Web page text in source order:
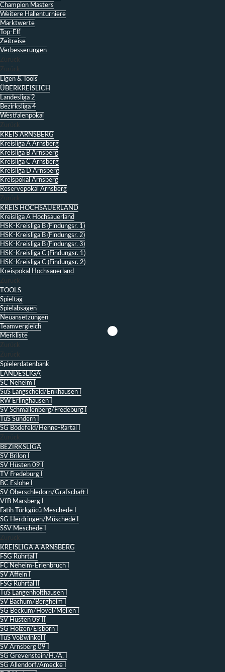
Champion Masters
Weitere Hallenturniere
Marktwerte
Top-Elf
Zeitreise
Verbesserungen
Zurück
Zurück
Ligen & Tools
ÜBERKREISLICH
Landesliga 2
Bezirksliga 4
Westfalenpokal
Zurück
KREIS ARNSBERG
Kreisliga A Arnsberg
Kreisliga B Arnsberg
Kreisliga C Arnsberg
Kreisliga D Arnsberg
Kreispokal Arnsberg
Reservepokal Arnsberg
Zurück
KREIS HOCHSAUERLAND
Kreisliga A Hochsauerland
HSK-Kreisliga B (Findungsr. 1)
HSK-Kreisliga B (Findungsr. 2)
HSK-Kreisliga B (Findungsr. 3)
HSK-Kreisliga C (Findungsr. 1)
HSK-Kreisliga C (Findungsr. 2)
Kreispokal Hochsauerland
Zurück
TOOLS
Spieltag
Spielabsagen
Neuansetzungen
Teamvergleich
Merkliste
Zurück
Zurück
Spielerdatenbank
LANDESLIGA
SC Neheim I
SuS Langscheid/Enkhausen I
RW Erlinghausen I
SV Schmallenberg/Fredeburg I
TuS Sundern I
SG Bödefeld/Henne-Rartal I
Zurück
BEZIRKSLIGA
SV Brilon I
SV Hüsten 09 I
TV Fredeburg I
BC Eslohe I
SV Oberschledorn/Grafschaft I
VfB Marsberg I
Fatih Türkgücü Meschede I
SG Herdringen/Müschede I
SSV Meschede I
Zurück
KREISLIGA A ARNSBERG
FSG Ruhrtal I
FC Neheim-Erlenbruch I
SV Affeln I
FSG Ruhrtal II
TuS Langenholthausen I
SV Bachum/Bergheim I
SG Beckum/Hövel/Mellen I
SV Hüsten 09 II
SG Holzen/Eisborn I
TuS Voßwinkel I
SV Arnsberg 09 I
SG Grevenstein/H./A. I
SG Allendorf/Amecke I